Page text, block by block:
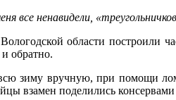
все ненавидели,
области построили
обратно.
зиму вручную, при помощи
взамен поделились